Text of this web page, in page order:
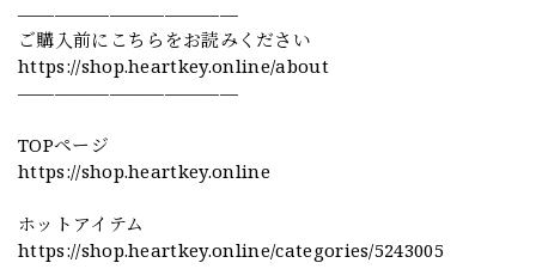
————————————
ご購入前にこちらをお読みください
https://shop.heartkey.online/about
————————————
TOPページ
https://shop.heartkey.online
ホットアイテム
https://shop.heartkey.online/categories/5243005